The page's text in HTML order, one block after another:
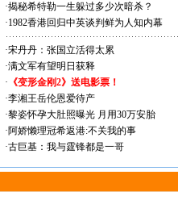
·揭秘希特勒一生躲过多少次暗杀？
·1982香港回归中英谈判鲜为人知内幕
·宋丹丹：张国立活得太累
·满文军有望明日获释
· 《变形金刚2》送电影票！
·李湘王岳伦恩爱待产
·黎姿怀孕大肚照曝光 月用30万安胎
·阿娇懒理冠希返港:不关我的事
·古巨基：我与霆锋都是一哥